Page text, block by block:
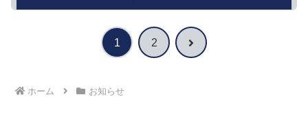
1 2 次
ホーム お知らせ